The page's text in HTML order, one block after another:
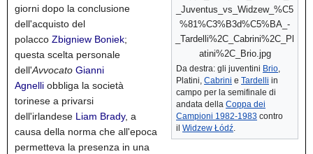
Da destra: gli juventini Brio,
Platini, Cabrini e Tardelli in
campo per la semifinale di
andata della Coppa dei
Campioni 1982-1983 contro
il Widzew Łódź.
giorni dopo la conclusione
dell'acquisto del
polacco Zbigniew Boniek;
questa scelta personale
dell'Avvocato Gianni
Agnelli obbliga la società
torinese a privarsi
dell'irlandese Liam Brady, a
causa della norma che all'epoca
permetteva la presenza in una